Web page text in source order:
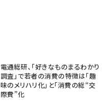
電通総研、「好きなものまるわかり
調査」で若者の消費の特徴は「趣
味のメリハリ化」と「消費の総“交
際費”化